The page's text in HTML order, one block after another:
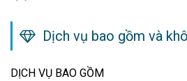
Dịch vụ bao gồm và
DỊCH VỤ BAO GỒM